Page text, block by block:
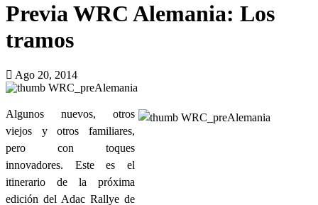
Previa WRC Alemania: Los
tramos
Ago 20, 2014
Algunos nuevos, otros
viejos y otros familiares,
pero con toques
innovadores. Este es el
itinerario de la próxima
edición del Adac Rallye de